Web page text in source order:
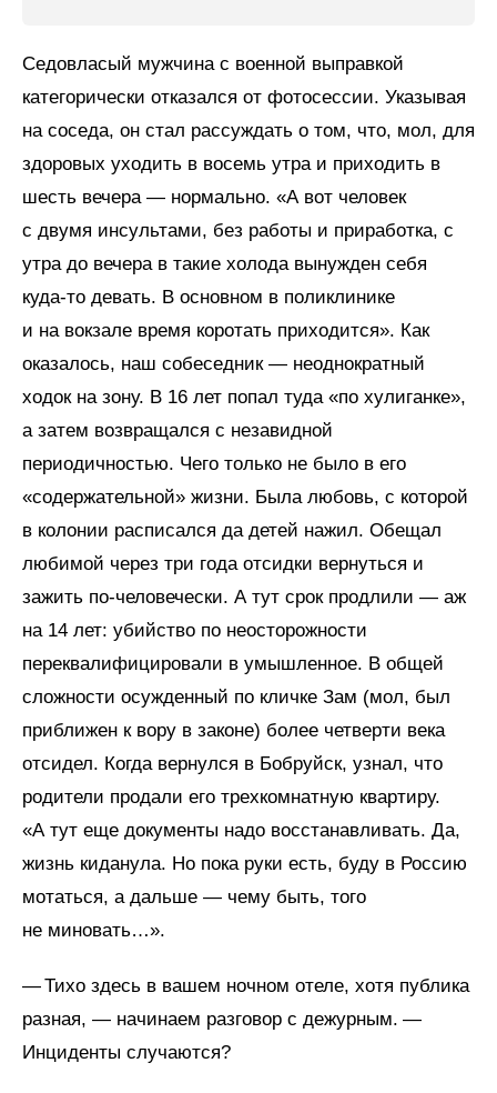
Седовласый мужчина с военной выправкой
категорически отказался от фотосессии. Указывая
на соседа, он стал рассуждать о том, что, мол, для
здоровых уходить в восемь утра и приходить в
шесть вечера — нормально. «А вот человек
с двумя инсультами, без работы и приработка, с
утра до вечера в такие холода вынужден себя
куда-то девать. В основном в поликлинике
и на вокзале время коротать приходится». Как
оказалось, наш собеседник — неоднократный
ходок на зону. В 16 лет попал туда «по хулиганке»,
а затем возвращался с незавидной
периодичностью. Чего только не было в его
«содержательной» жизни. Была любовь, с которой
в колонии расписался да детей нажил. Обещал
любимой через три года отсидки вернуться и
зажить по-человечески. А тут срок продлили — аж
на 14 лет: убийство по неосторожности
переквалифицировали в умышленное. В общей
сложности осужденный по кличке Зам (мол, был
приближен к вору в законе) более четверти века
отсидел. Когда вернулся в Бобруйск, узнал, что
родители продали его трехкомнатную квартиру.
«А тут еще документы надо восстанавливать. Да,
жизнь киданула. Но пока руки есть, буду в Россию
мотаться, а дальше — чему быть, того
не миновать…».
— Тихо здесь в вашем ночном отеле, хотя публика
разная, — начинаем разговор с дежурным. —
Инциденты случаются?